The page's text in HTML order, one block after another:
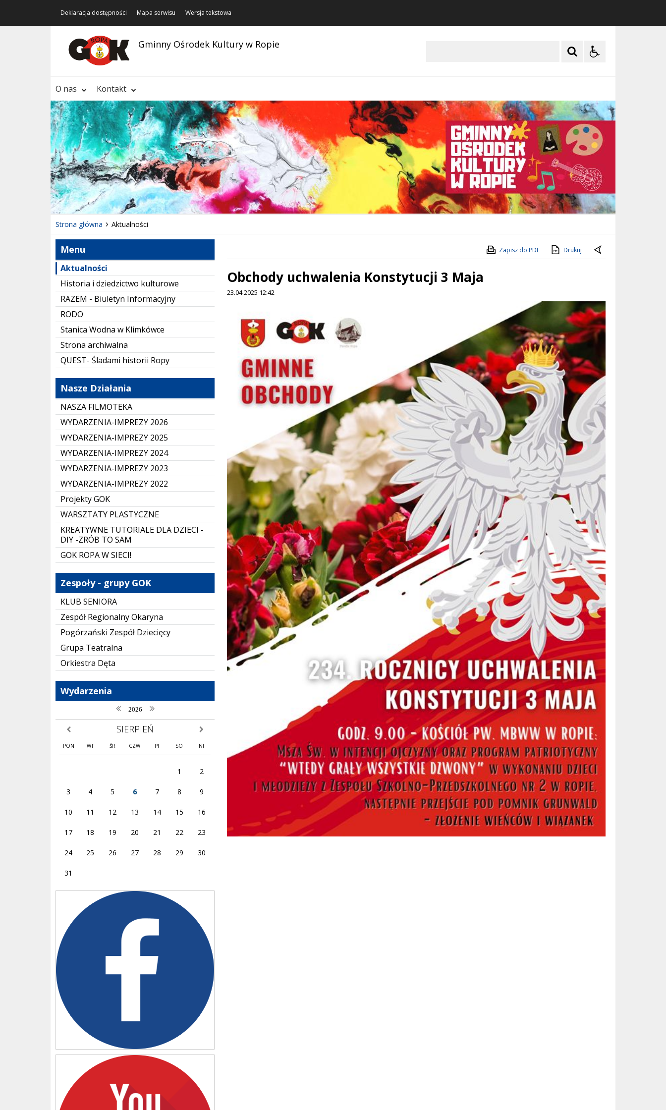
Deklaracja dostępności Mapa serwisu Wersja tekstowa
Gminny Ośrodek Kultury w Ropie
O nas Kontakt
Strona główna Aktualności
Menu
Aktualności
Historia i dziedzictwo kulturowe
RAZEM - Biuletyn Informacyjny
RODO
Stanica Wodna w Klimkówce
Strona archiwalna
QUEST- Śladami historii Ropy
Nasze Działania
NASZA FILMOTEKA
WYDARZENIA-IMPREZY 2026
WYDARZENIA-IMPREZY 2025
WYDARZENIA-IMPREZY 2024
WYDARZENIA-IMPREZY 2023
WYDARZENIA-IMPREZY 2022
Projekty GOK
WARSZTATY PLASTYCZNE
KREATYWNE TUTORIALE DLA DZIECI -
DIY -ZRÓB TO SAM
GOK ROPA W SIECI!
Zespoły - grupy GOK
KLUB SENIORA
Zespół Regionalny Okaryna
Pogórzański Zespół Dziecięcy
Grupa Teatralna
Orkiestra Dęta
Wydarzenia
poprzedni rok
2026 następny rok
poprzedni miesiąc SIERPIEŃ następny miesiąc
PON WT ŚR CZW PI SO NI
1 2
3 4 5 6 7 8 9
10 11 12 13 14 15 16
17 18 19 20 21 22 23
24 25 26 27 28 29 30
31
Facebook
YouTube
Zapisz do PDF Drukuj
Obchody uchwalenia Konstytucji 3 Maja
23.04.2025 12:42